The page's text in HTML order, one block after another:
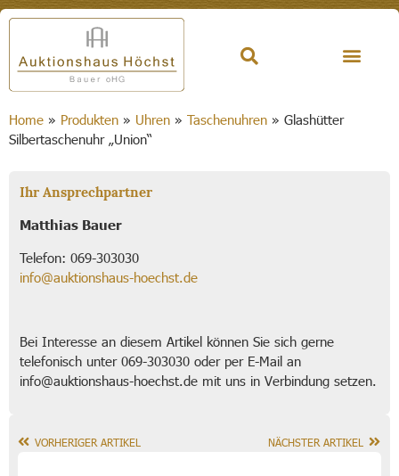
Home » Produkten » Uhren » Taschenuhren » Glashütter
Silbertaschenuhr „Union“
Ihr Ansprechpartner
Matthias Bauer
Telefon: 069-303030
info@auktionshaus-hoechst.de
Bei Interesse an diesem Artikel können Sie sich gerne
telefonisch unter 069-303030 oder per E-Mail an
info@auktionshaus-hoechst.de mit uns in Verbindung setzen.
VORHERIGER ARTIKEL NÄCHSTER ARTIKEL